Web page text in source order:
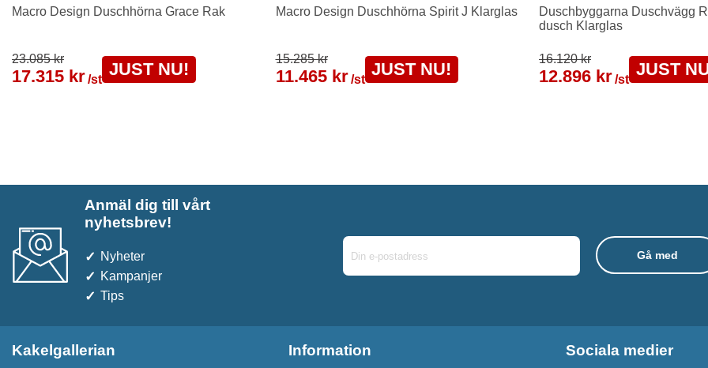
Macro Design Duschhörna Grace Rak
23.085 kr
17.315 kr/st
JUST NU!
Macro Design Duschhörna Spirit J Klarglas
15.285 kr
11.465 kr /st
JUST NU!
Duschbyggarna Duschvägg
dusch Klarglas
16.120 kr
12.896 kr/st
JUST
Anmäl dig till vårt
nyhetsbrev!
Nyheter
Kampanjer
Tips
Kakelgallerian Information Sociala medier